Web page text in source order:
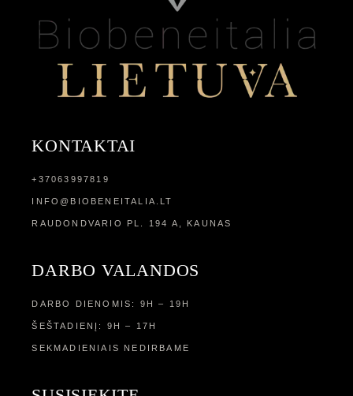
KONTAKTAI
+37063997819
INFO@BIOBENEITALIA.LT
RAUDONDVARIO PL. 194 A, KAUNAS
DARBO VALANDOS
DARBO DIENOMIS: 9H – 19H
ŠEŠTADIENĮ: 9H – 17H
SEKMADIENIAIS NEDIRBAME